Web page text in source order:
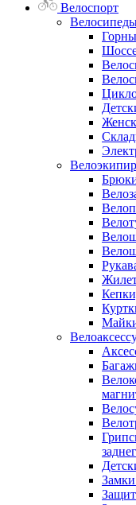
Велоспорт